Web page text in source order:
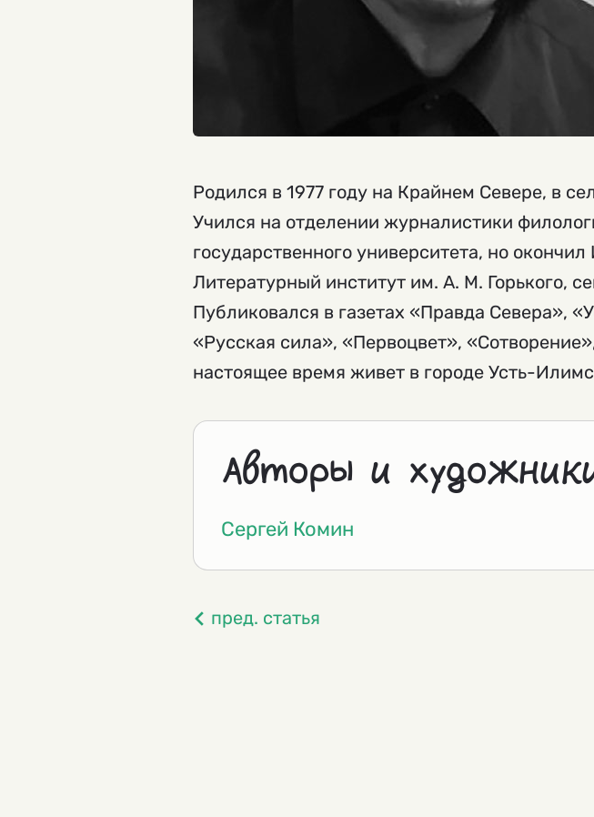
Родился в 1977 году на Крайнем Севере, в
Учился на отделении журналистики
государственного университета, но
Литературный институт им. А. М. Горького,
Публиковался в газетах «Правда Севера»,
«Русская сила», «Первоцвет»,
настоящее время живет в городе Усть-
Авторы и
Сергей Комин
пред. статья